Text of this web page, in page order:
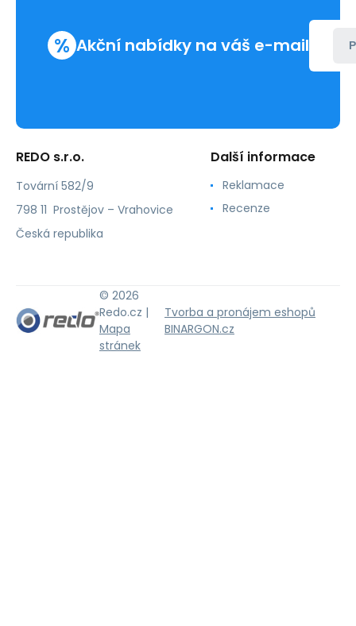
% Akční nabídky na váš e-mail
REDO s.r.o.
Tovární 582/9
798 11 Prostějov – Vrahovice
Česká republika
Další informace
Reklamace
Recenze
© 2026
Redo.cz |
Mapa
stránek
Tvorba a pronájem eshopů
BINARGON.cz